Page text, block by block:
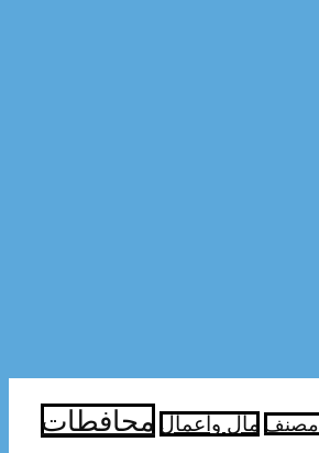
مصنف مال واعمال محافطات